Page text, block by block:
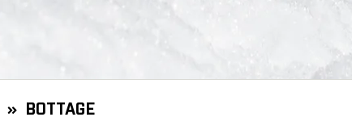
BOTTAGE